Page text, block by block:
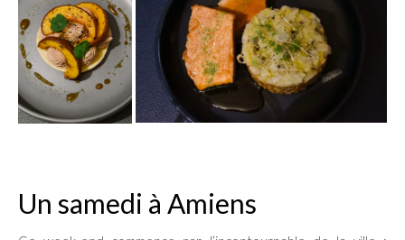
Un samedi à Amiens